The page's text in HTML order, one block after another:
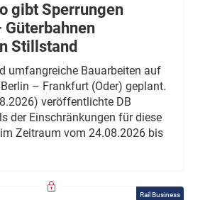
gibt Sperrungen
Güterbahnen
Stillstand
umfangreiche Bauarbeiten auf
– Frankfurt (Oder) geplant.
veröffentlichte DB
der Einschränkungen für diese
Zeitraum vom 24.08.2026 bis
Rail Business